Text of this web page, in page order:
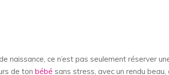
naissance, ce n’est pas seulement réserver
de ton bébé sans stress, avec un rendu